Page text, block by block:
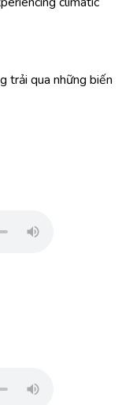
trải qua những biến